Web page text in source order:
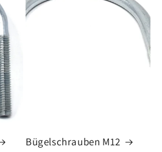
Bügelschrauben M12